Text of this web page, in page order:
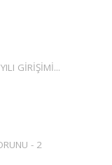
GİRİŞİMİ...
- 2